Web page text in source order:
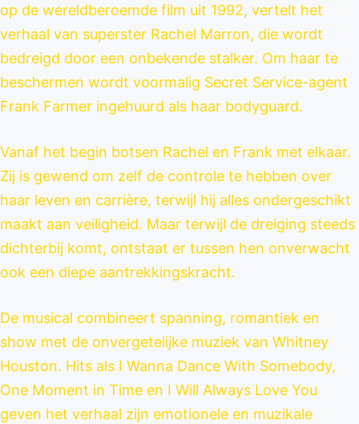
op de wereldberoemde film uit 1992, vertelt het
verhaal van superster Rachel Marron, die wordt
bedreigd door een onbekende stalker. Om haar te
beschermen wordt voormalig Secret Service-agent
Frank Farmer ingehuurd als haar bodyguard.
Vanaf het begin botsen Rachel en Frank met elkaar.
Zij is gewend om zelf de controle te hebben over
haar leven en carrière, terwijl hij alles ondergeschikt
maakt aan veiligheid. Maar terwijl de dreiging steeds
dichterbij komt, ontstaat er tussen hen onverwacht
ook een diepe aantrekkingskracht.
De musical combineert spanning, romantiek en
show met de onvergetelijke muziek van Whitney
Houston. Hits als I Wanna Dance With Somebody,
One Moment in Time en I Will Always Love You
geven het verhaal zijn emotionele en muzikale